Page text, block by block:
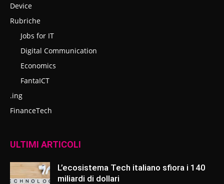
Device
Rubriche
Jobs for IT
Digital Communication
Economics
FantaICT
.ing
FinanceTech
ULTIMI ARTICOLI
L’ecosistema Tech italiano sfiora i 140
miliardi di dollari